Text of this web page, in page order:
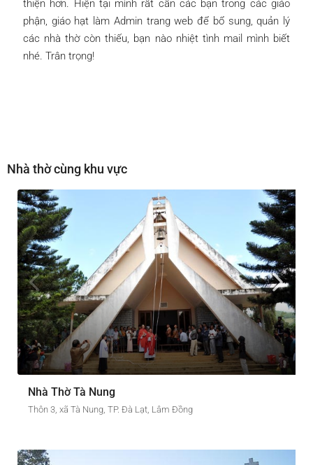
thiện hơn. Hiện tại mình rất cần các bạn trong các giáo
phận, giáo hạt làm Admin trang web để bổ sung, quản lý
các nhà thờ còn thiếu, bạn nào nhiệt tình mail mình biết
nhé. Trân trọng!
Nhà thờ cùng khu vực
Nhà Thờ Tà Nung
Thôn 3, xã Tà Nung, TP. Đà Lạt, Lâm Đồng